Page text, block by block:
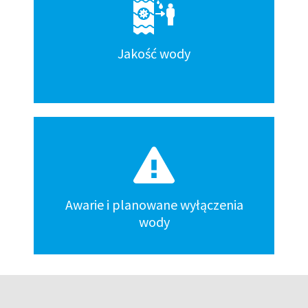
Jakość wody
Awarie i planowane wyłączenia
wody